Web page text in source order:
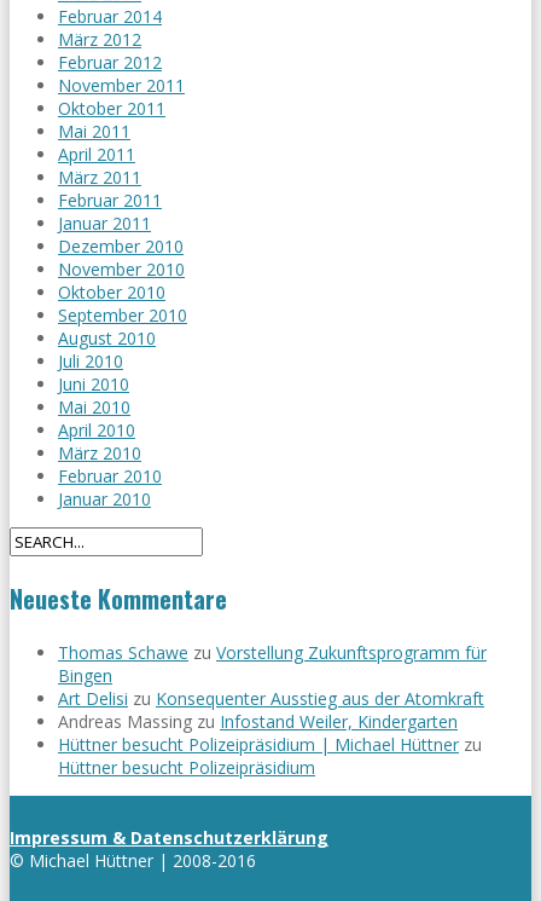
Februar 2014
März 2012
Februar 2012
November 2011
Oktober 2011
Mai 2011
April 2011
März 2011
Februar 2011
Januar 2011
Dezember 2010
November 2010
Oktober 2010
September 2010
August 2010
Juli 2010
Juni 2010
Mai 2010
April 2010
März 2010
Februar 2010
Januar 2010
Neueste Kommentare
Thomas Schawe zu Vorstellung Zukunftsprogramm für
Bingen
Art Delisi zu Konsequenter Ausstieg aus der Atomkraft
Andreas Massing zu Infostand Weiler, Kindergarten
Hüttner besucht Polizeipräsidium | Michael Hüttner zu
Hüttner besucht Polizeipräsidium
Impressum & Datenschutzerklärung
© Michael Hüttner | 2008-2016